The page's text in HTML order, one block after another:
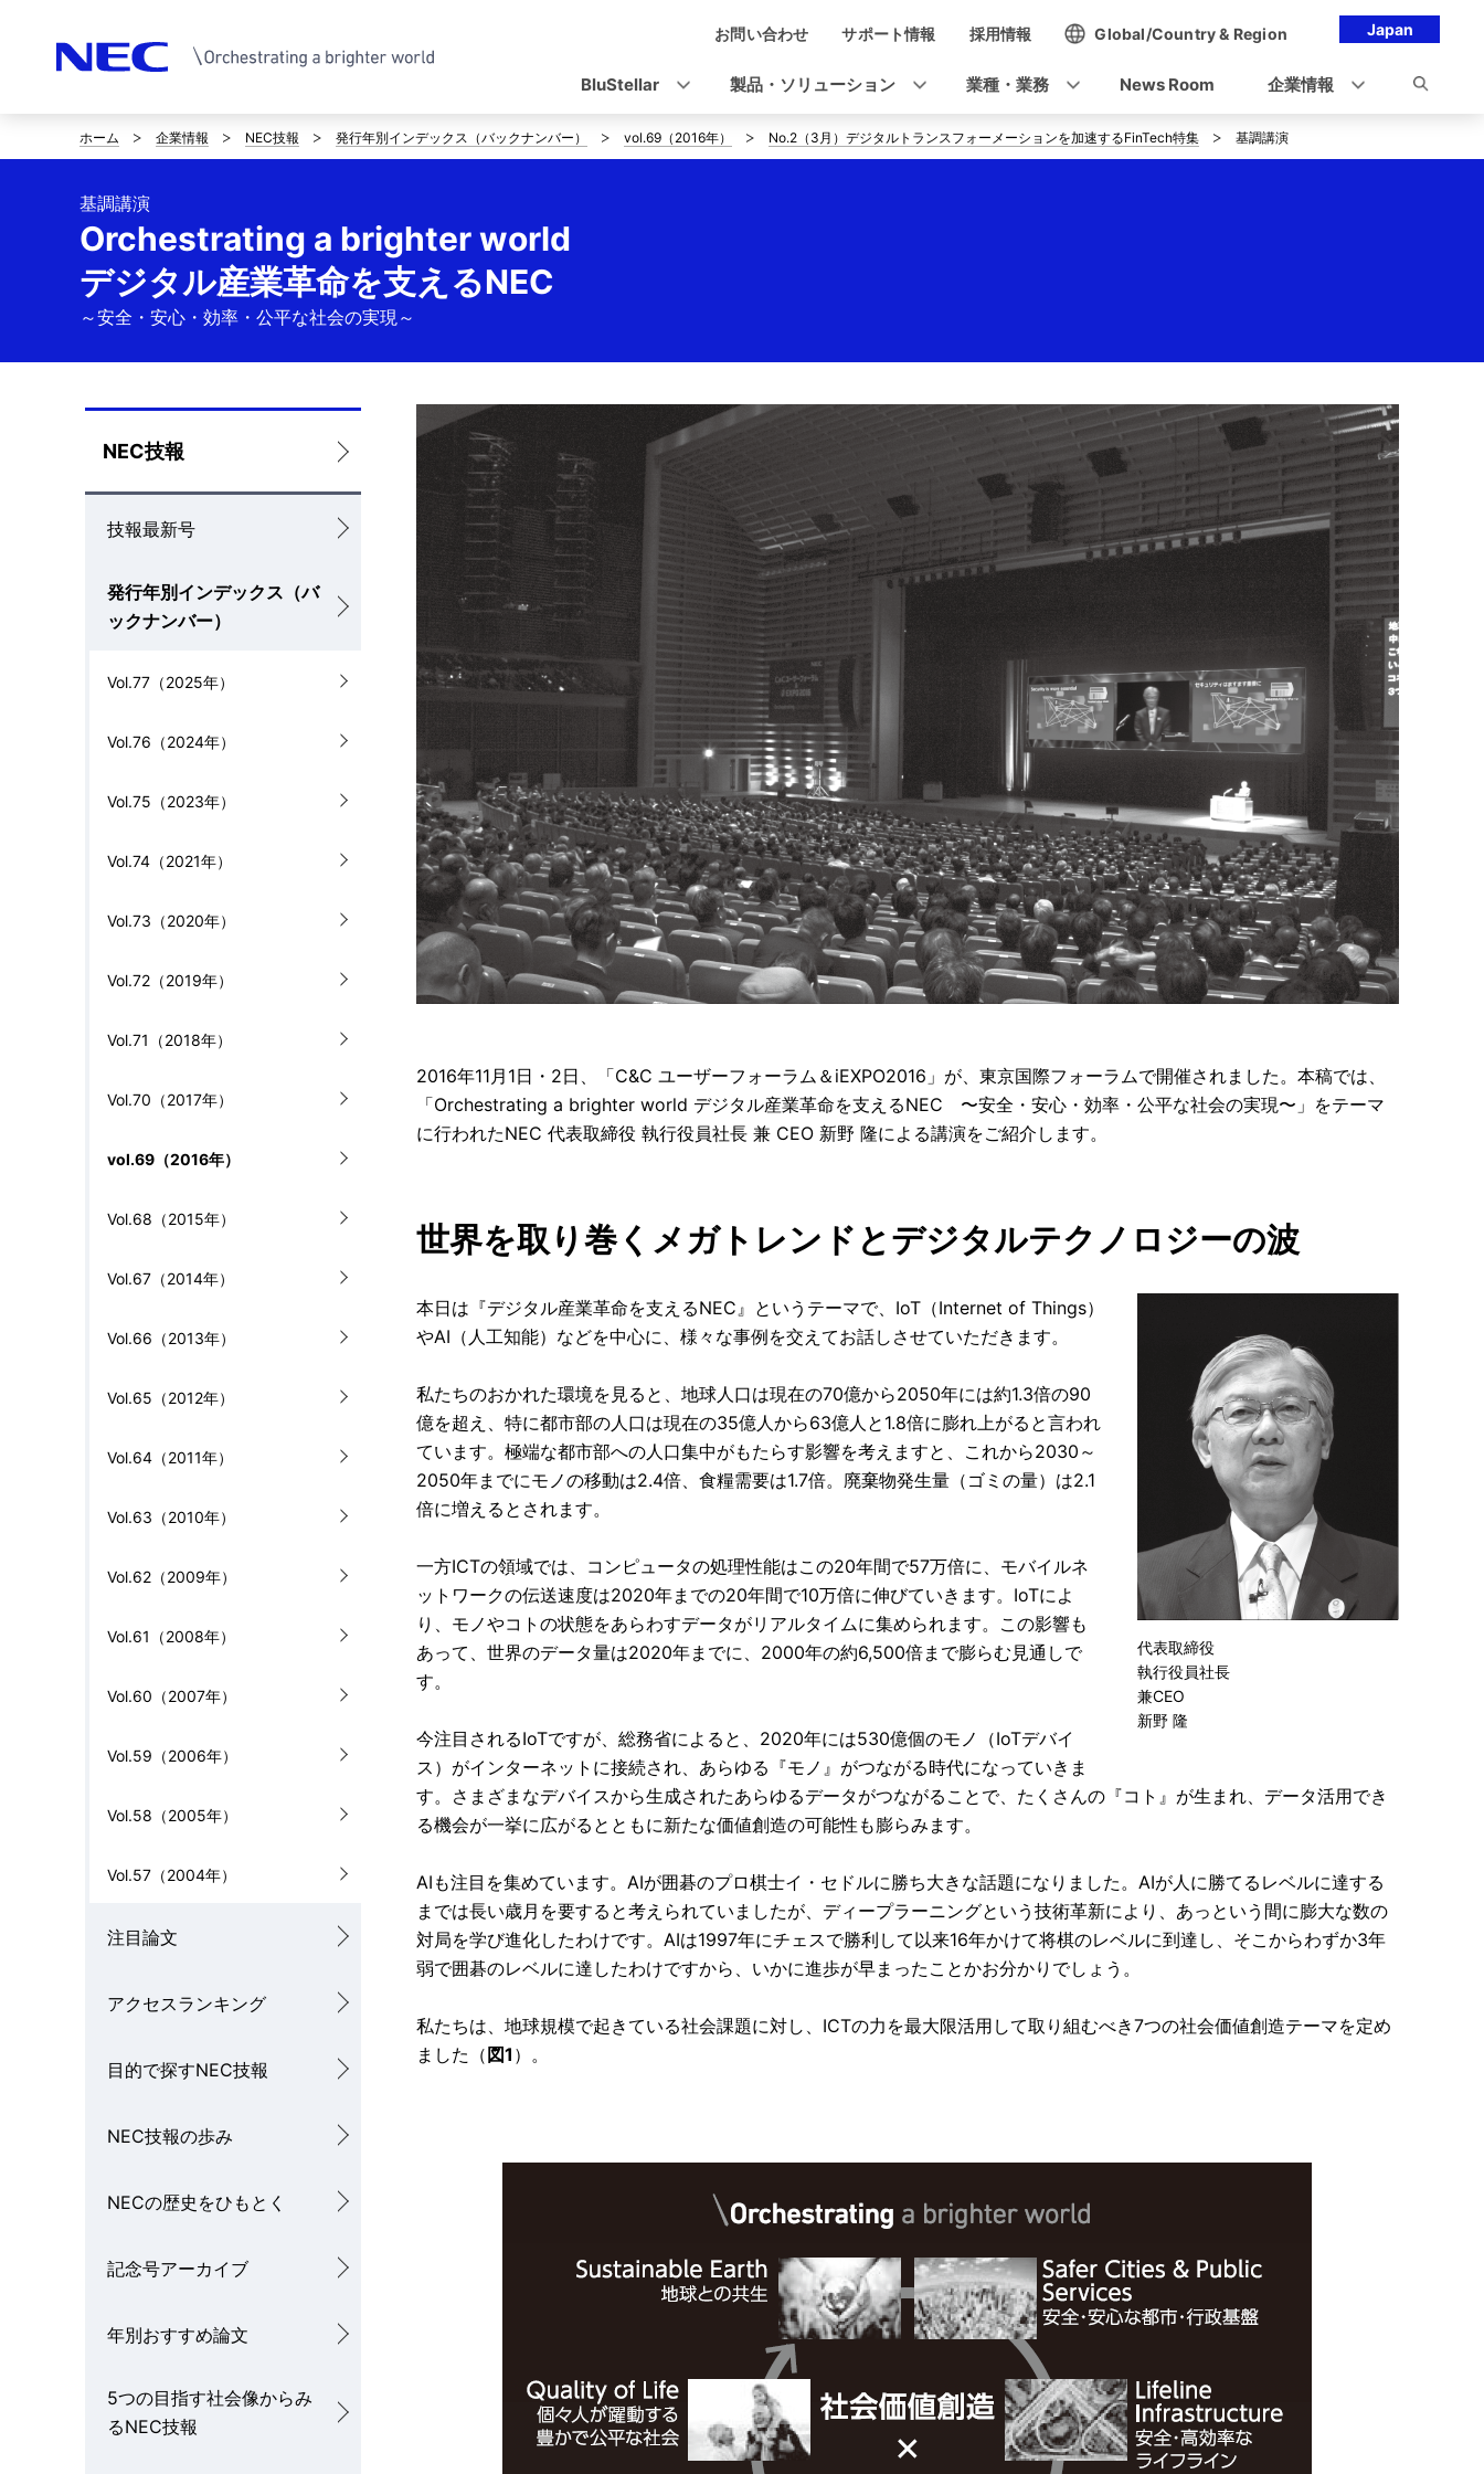
Japan
ゲ
ー
ョ
お問い合わせ サポート情報 採用情報 Global/Country & Region
BluStellar 製品・ソリューション 業種・業務 News Room 企業情報
サ
イ
ト
内
の
現
在
位
置
ホーム 企業情報 NEC技報 発行年別インデックス（バックナンバー） vol.69（2016年） No.2（3月）デジタルトランスフォーメーションを加速するFinTech特集 基調講演
Orchestrating a brighter world
デジタル産業革命を支えるNEC
基調講演
～安全・安心・効率・公平な社会の実現～
ロ
ー
カ
ル
ナ
ー
シ
NEC技報
技報最新号
発行年別インデックス（バ
ックナンバー）
Vol.77（2025年）
Vol.76（2024年）
Vol.75（2023年）
Vol.74（2021年）
Vol.73（2020年）
Vol.72（2019年）
Vol.71（2018年）
Vol.70（2017年）
vol.69（2016年）
Vol.68（2015年）
Vol.67（2014年）
Vol.66（2013年）
Vol.65（2012年）
Vol.64（2011年）
Vol.63（2010年）
Vol.62（2009年）
Vol.61（2008年）
Vol.60（2007年）
Vol.59（2006年）
Vol.58（2005年）
Vol.57（2004年）
注目論文
アクセスランキング
目的で探すNEC技報
NEC技報の歩み
NECの歴史をひもとく
記念号アーカイブ
年別おすすめ論文
5つの目指す社会像からみ
るNEC技報
2016年11月1日・2日、「C&C ユーザーフォーラム＆iEXPO2016」が、東京国際フォーラムで開催されました。本稿では、
「Orchestrating a brighter world デジタル産業革命を支えるNEC 〜安全・安心・効率・公平な社会の実現〜」をテーマ
に行われたNEC 代表取締役 執行役員社長 兼 CEO 新野 隆による講演をご紹介します。
世界を取り巻くメガトレンドとデジタルテクノロジーの波
代表取締役
執行役員社長
兼CEO
新野 隆
本日は『デジタル産業革命を支えるNEC』というテーマで、IoT（Internet of Things）
やAI（人工知能）などを中心に、様々な事例を交えてお話しさせていただきます。
私たちのおかれた環境を見ると、地球人口は現在の70億から2050年には約1.3倍の90
億を超え、特に都市部の人口は現在の35億人から63億人と1.8倍に膨れ上がると言われ
ています。極端な都市部への人口集中がもたらす影響を考えますと、これから2030～
2050年までにモノの移動は2.4倍、食糧需要は1.7倍。廃棄物発生量（ゴミの量）は2.1
倍に増えるとされます。
一方ICTの領域では、コンピュータの処理性能はこの20年間で57万倍に、モバイルネ
ットワークの伝送速度は2020年までの20年間で10万倍に伸びていきます。IoTによ
り、モノやコトの状態をあらわすデータがリアルタイムに集められます。この影響も
あって、世界のデータ量は2020年までに、2000年の約6,500倍まで膨らむ見通しで
す。
今注目されるIoTですが、総務省によると、2020年には530億個のモノ（IoTデバイ
ス）がインターネットに接続され、あらゆる『モノ』がつながる時代になっていきま
す。さまざまなデバイスから生成されたあらゆるデータがつながることで、たくさんの『コト』が生まれ、データ活用でき
る機会が一挙に広がるとともに新たな価値創造の可能性も膨らみます。
AIも注目を集めています。AIが囲碁のプロ棋士イ・セドルに勝ち大きな話題になりました。AIが人に勝てるレベルに達する
までは長い歳月を要すると考えられていましたが、ディープラーニングという技術革新により、あっという間に膨大な数の
対局を学び進化したわけです。AIは1997年にチェスで勝利して以来16年かけて将棋のレベルに到達し、そこからわずか3年
弱で囲碁のレベルに達したわけですから、いかに進歩が早まったことかお分かりでしょう。
私たちは、地球規模で起きている社会課題に対し、ICTの力を最大限活用して取り組むべき7つの社会価値創造テーマを定め
ました（ 図1 ）。